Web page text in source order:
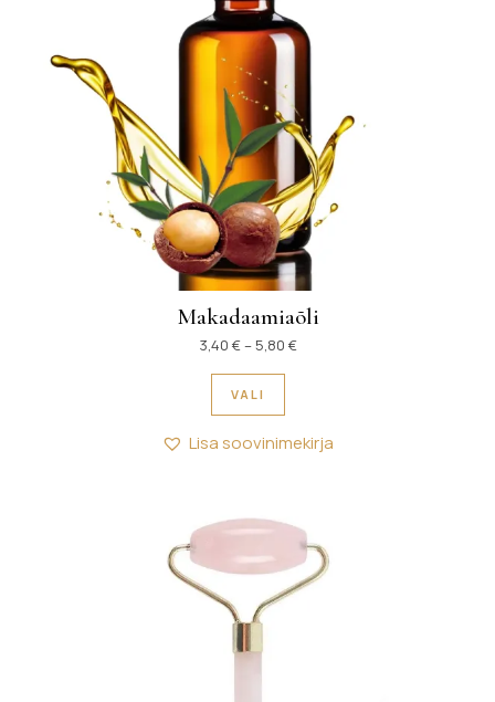
Makadaamiaõli
3,40 €–5,80 €Hinnavahemik: 3,40 € kuni
VALI
Sellel tootel on mitu
Lisa soovinimekirja